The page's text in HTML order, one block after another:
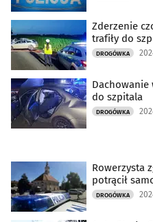
Zderzenie
trafiły do
DROGÓWKA
Dachowanie
do szpitala
DROGÓWKA
Rowerzysta
potrącił
DROGÓWKA